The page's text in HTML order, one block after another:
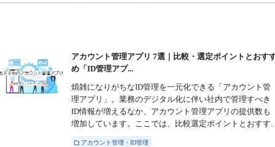
アカウント管理アプリ 7選｜比較・選定ポイントとおす
め「ID管理アプ...
煩雑になりがちなID管理を一元化できる「アカウント管
理アプリ」。業務のデジタル化に伴い社内で管理すべき
ID情報が増えるなか、アカウント管理アプリの提供数も
増加しています。ここでは、比較選定ポイントとおすす
アカウント管理・ID管理